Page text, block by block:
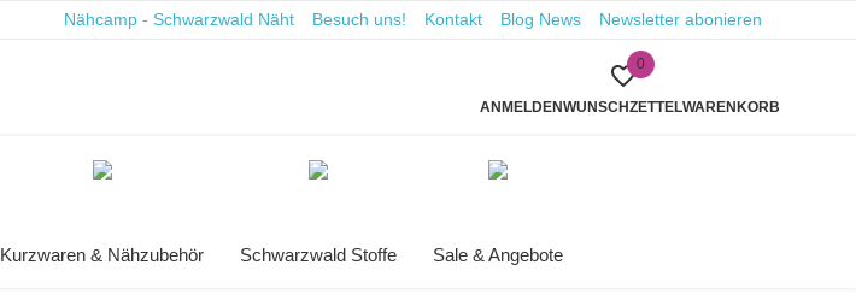
Nähcamp - Schwarzwald Näht Besuch uns! Kontakt Blog News Newsletter abonieren
ANMELDEN
0
WUNSCHZETTELWARENKORB
Kurzwaren & Nähzubehör Schwarzwald Stoffe Sale & Angebote